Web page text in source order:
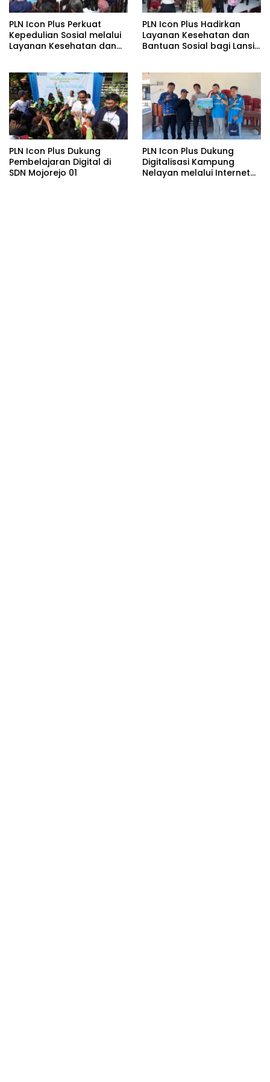
PLN Icon Plus Perkuat
Kepedulian Sosial melalui
Layanan Kesehatan dan
PLN Icon Plus Hadirkan
Layanan Kesehatan dan
Bantuan Sosial bagi Lansia
PLN Icon Plus Dukung
Pembelajaran Digital di
SDN Mojorejo 01
PLN Icon Plus Dukung
Digitalisasi Kampung
Nelayan melalui Internet